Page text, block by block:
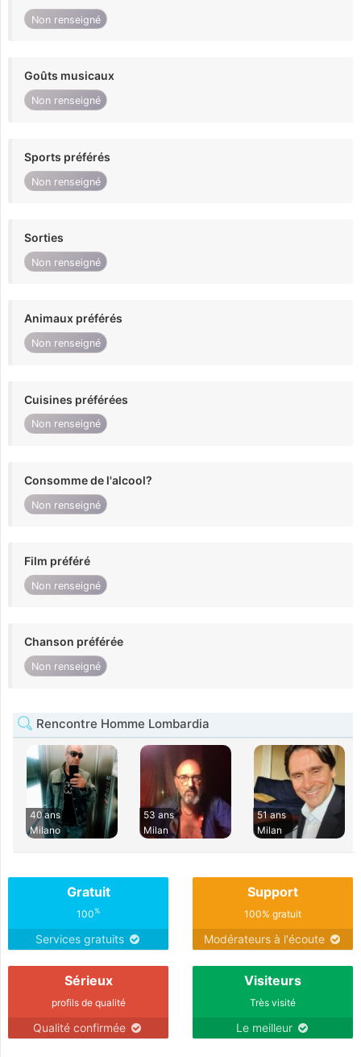
Non renseigné
Goûts musicaux
Non renseigné
Sports préférés
Non renseigné
Sorties
Non renseigné
Animaux préférés
Non renseigné
Cuisines préférées
Non renseigné
Consomme de l'alcool?
Non renseigné
Film préféré
Non renseigné
Chanson préférée
Non renseigné
Rencontre Homme Lombardia
40 ans
Milano
53 ans
Milan
51 ans
Milan
Gratuit
100%
Services gratuits
Support
100% gratuit
Modérateurs à l'écoute
Sérieux
profils de qualité
Qualité confirmée
Visiteurs
Très visité
Le meilleur